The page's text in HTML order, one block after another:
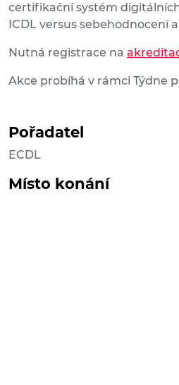
certifikační systém
ICDL versus sebehodnocení
Nutná registrace na
Akce probíhá v rámci Týdne
Pořadatel
ECDL
Místo konání